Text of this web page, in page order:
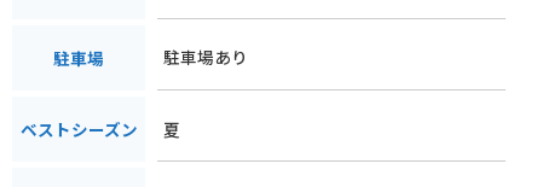
駐車場 駐車場あり
ベストシーズン 夏